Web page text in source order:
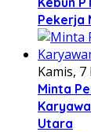
Pekerja
Kamis, 7
Minta
Utara